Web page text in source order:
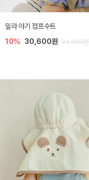
밀라 아기 점프수트
10% 30,600원 34,000원